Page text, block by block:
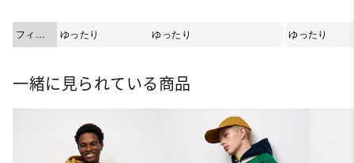
フィッ
ト
ゆったり ゆったり ゆったり
一緒に見られている商品